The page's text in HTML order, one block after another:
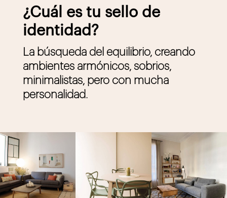
¿Cuál es tu sello de
identidad?
La búsqueda del equilibrio, creando
ambientes armónicos, sobrios,
minimalistas, pero con mucha
personalidad.